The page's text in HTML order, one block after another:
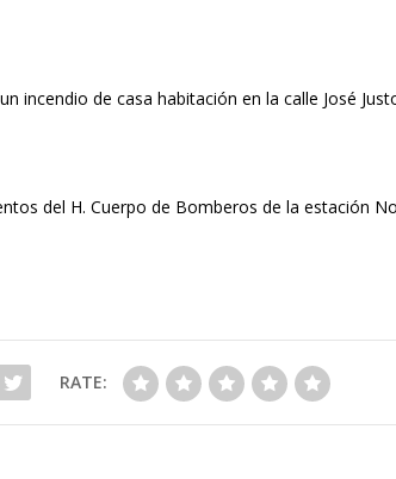
incendio de casa habitación en la calle José
del H. Cuerpo de Bomberos de la estación
RATE: